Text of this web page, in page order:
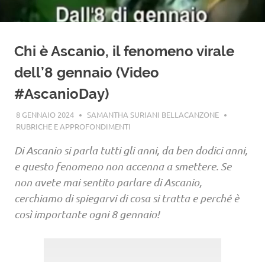
Chi è Ascanio, il fenomeno virale
dell’8 gennaio (Video
#AscanioDay)
8 GENNAIO 2024
SAMANTHA SURIANI BELLACANZONE
RUBRICHE E APPROFONDIMENTI
Di Ascanio si parla tutti gli anni, da ben dodici anni,
e questo fenomeno non accenna a smettere. Se
non avete mai sentito parlare di Ascanio,
cerchiamo di spiegarvi di cosa si tratta e perché è
così importante ogni 8 gennaio!